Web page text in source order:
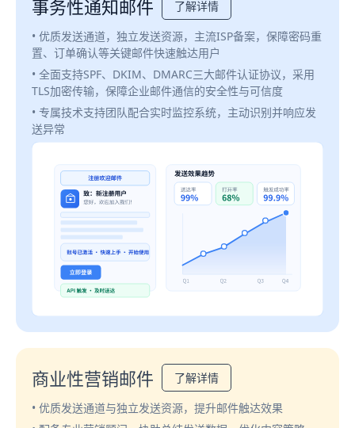
事务性通知邮件
了解详情
• 优质发送通道，独立发送资源，主流ISP备案，保障密码重
置、订单确认等关键邮件快速触达用户
• 全面支持SPF、DKIM、DMARC三大邮件认证协议，采用
TLS加密传输，保障企业邮件通信的安全性与可信度
• 专属技术支持团队配合实时监控系统，主动识别并响应发
送异常
商业性营销邮件
了解详情
• 优质发送通道与独立发送资源，提升邮件触达效果